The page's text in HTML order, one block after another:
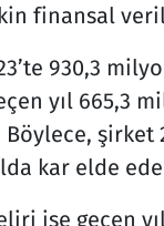
finansal
930,3
yıl 665,3
Böylece,
kar elde
ise geçen
Bilim